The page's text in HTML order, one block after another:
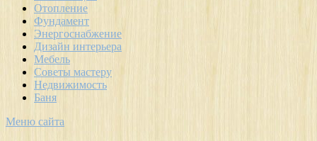
Отопление
Фундамент
Энергоснабжение
Дизайн интерьера
Мебель
Советы мастеру
Недвижимость
Баня
Меню сайта